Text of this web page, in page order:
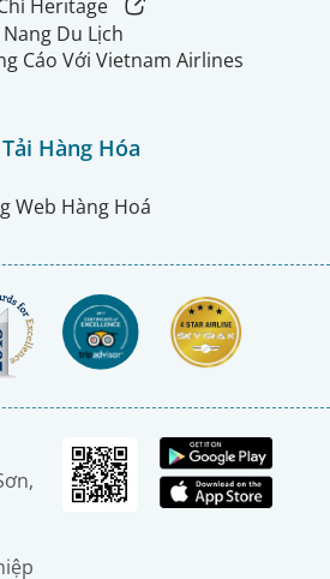
Heritage
Nang Du Lịch
Cáo Với Vietnam Airlines
Hàng Hóa
Web Hàng Hoá